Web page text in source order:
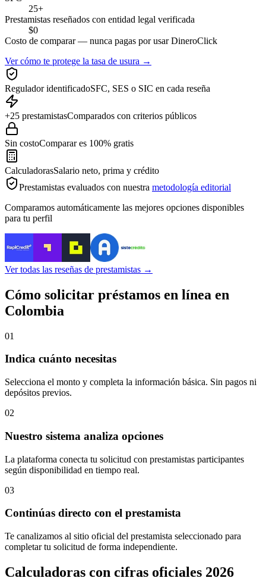
25+
Prestamistas reseñados con entidad legal verificada
$0
Costo de comparar — nunca pagas por usar DineroClick
Ver cómo te protege la tasa de usura →
Regulador identificadoSFC, SES o SIC en cada reseña
+25 prestamistasComparados con criterios públicos
Sin costoComparar es 100% gratis
CalculadorasSalario neto, prima y crédito
Prestamistas evaluados con nuestra metodología editorial
Comparamos automáticamente las mejores opciones disponibles
para tu perfil
Ver todas las reseñas de prestamistas →
Cómo solicitar préstamos en línea en
Colombia
01
Indica cuánto necesitas
Selecciona el monto y completa la información básica. Sin pagos ni
depósitos previos.
02
Nuestro sistema analiza opciones
La plataforma conecta tu solicitud con prestamistas participantes
según disponibilidad en tiempo real.
03
Continúas directo con el prestamista
Te canalizamos al sitio oficial del prestamista seleccionado para
completar tu solicitud de forma independiente.
Calculadoras con cifras oficiales 2026